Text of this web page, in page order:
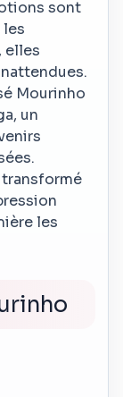
sont
les
elles
Mourinho
un
transformé
les